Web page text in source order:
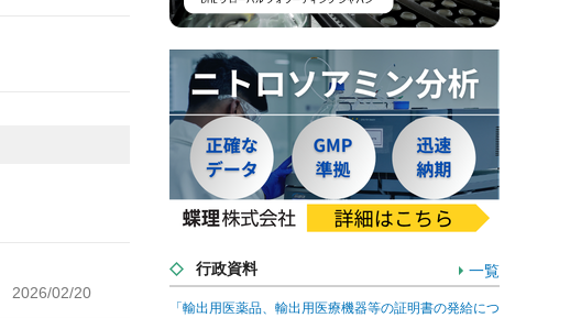
2026/02/20
行政資料 一覧
「輸出用医薬品、輸出用医療機器等の証明書の発給につ